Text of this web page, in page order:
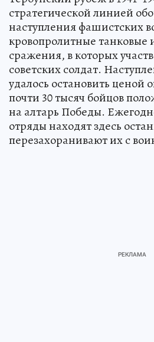
стратегической линией
наступления фашистских
кровопролитные танковые
сражения, в которых
советских солдат.
удалось остановить ценой
почти 30 тысяч бойцов
на алтарь Победы.
отряды находят здесь
перезахоранивают их с